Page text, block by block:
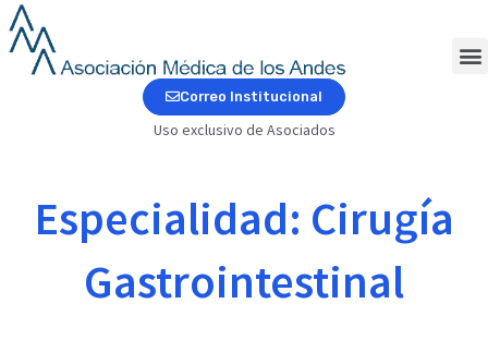
al
contenido
Correo Institucional
Uso exclusivo de Asociados
Especialidad: Cirugía
Gastrointestinal